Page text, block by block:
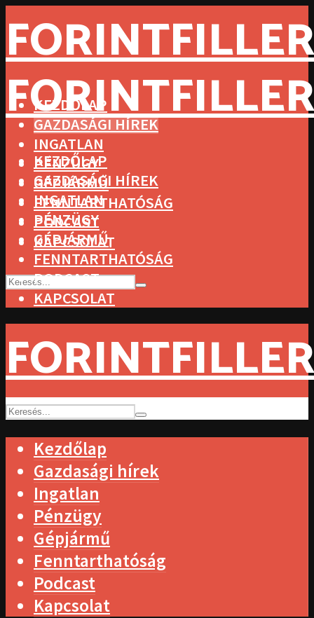
KEZDŐLAP
GAZDASÁGI HÍREK
INGATLAN
PÉNZÜGY
GÉPJÁRMŰ
FENNTARTHATÓSÁG
PODCAST
KAPCSOLAT
KEZDŐLAP
GAZDASÁGI HÍREK
INGATLAN
PÉNZÜGY
GÉPJÁRMŰ
FENNTARTHATÓSÁG
PODCAST
KAPCSOLAT
Kezdőlap
Gazdasági hírek
Ingatlan
Pénzügy
Gépjármű
Fenntarthatóság
Podcast
Kapcsolat